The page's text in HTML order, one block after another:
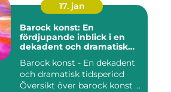
17. jan
Barock konst: En
fördjupande inblick i en
dekadent och dramatisk
Barock konst - En dekadent
och dramatisk tidsperiod
Översikt över barock konst ...